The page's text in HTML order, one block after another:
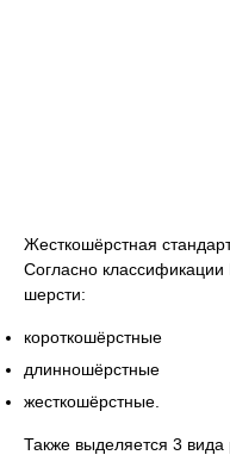
Жесткошёрстная
Согласно
шерсти:
короткошёрстные
длинношёрстные
жесткошёрстные.
Также выделяется 3